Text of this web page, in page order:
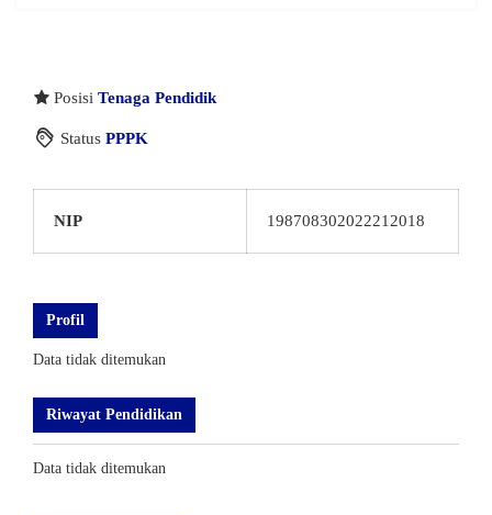
Posisi Tenaga Pendidik
Status PPPK
NIP 198708302022212018
Profil
Data tidak ditemukan
Riwayat Pendidikan
Data tidak ditemukan